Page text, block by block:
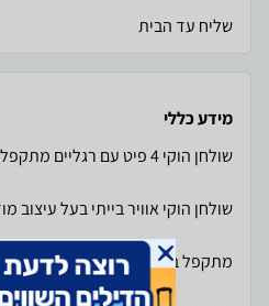
שליח עד הבית
מידע כללי